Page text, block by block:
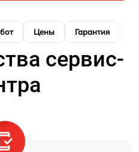
Цены Гарантия
сервис-